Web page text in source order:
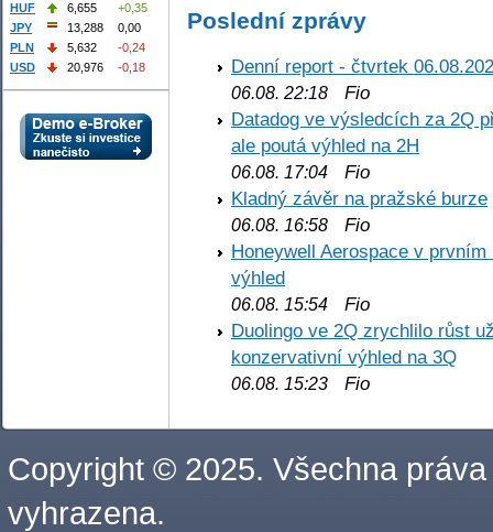
Poslední zprávy
Denní report - čtvrtek
06.08. 22:18 Fio
Datadog ve výsledcích za 2Q
ale poutá výhled na 2H
06.08. 17:04 Fio
Kladný závěr na pražské burze
06.08. 16:58 Fio
Honeywell Aerospace v
výhled
06.08. 15:54 Fio
Duolingo ve 2Q zrychlilo růst
konzervativní výhled na 3Q
06.08. 15:23 Fio
HUF
6,655
+0,35
JPY
13,288
0,00
PLN
5,632
-0,24
USD
20,976 -0,18
Copyright © 2025. Všechna práva
vyhrazena.